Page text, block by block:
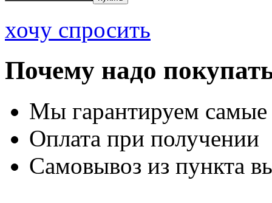
хочу спросить
Почему надо
Мы гарантируем
Оплата при получении
Самовывоз из пункта